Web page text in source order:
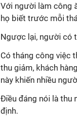
Với người làm công
họ biết trước mỗi
Ngược lại, người có
Có tháng công việc
thu giảm, khách
này khiến nhiều
Điều đáng nói là thu
định.